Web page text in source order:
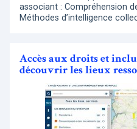
associant : Compréhension
Méthodes d’intelligence
Accès aux droits et
découvrir les lieux